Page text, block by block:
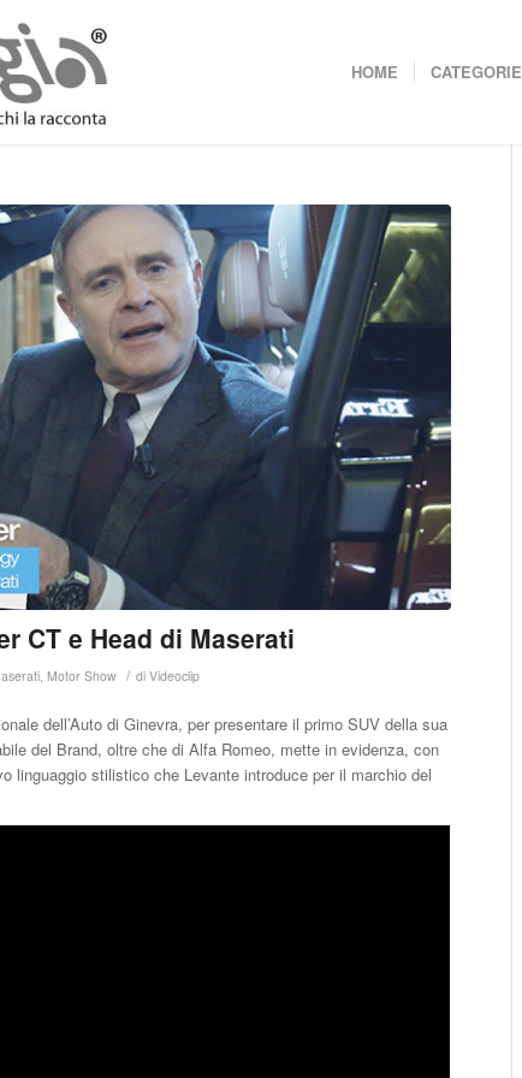
HOME CATEGORIE
CT e Head di Maserati
,Motor Show / diVideoclip
dell’Auto di Ginevra, per presentare il primo SUV della sua
del Brand, oltre che di Alfa Romeo, mette in evidenza, con
linguaggio stilistico che Levante introduce per il marchio del